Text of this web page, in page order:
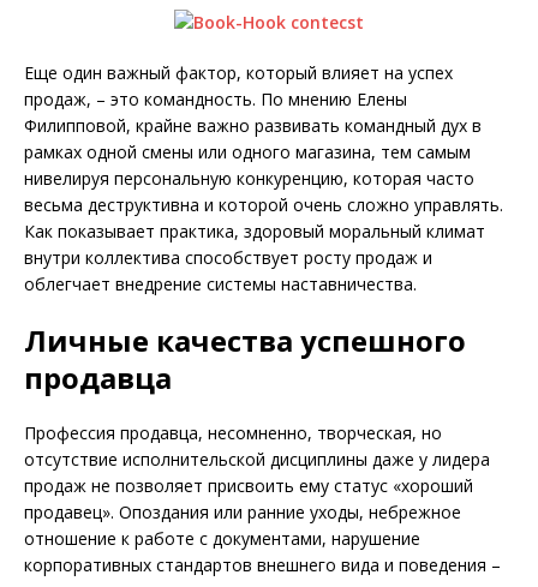
Еще один важный фактор, который влияет на успех
продаж, – это командность. По мнению Елены
Филипповой, крайне важно развивать командный дух в
рамках одной смены или одного магазина, тем самым
нивелируя персональную конкуренцию, которая часто
весьма деструктивна и которой очень сложно управлять.
Как показывает практика, здоровый моральный климат
внутри коллектива способствует росту продаж и
облегчает внедрение системы наставничества.
Личные качества успешного
продавца
Профессия продавца, несомненно, творческая, но
отсутствие исполнительской дисциплины даже у лидера
продаж не позволяет присвоить ему статус «хороший
продавец». Опоздания или ранние уходы, небрежное
отношение к работе с документами, нарушение
корпоративных стандартов внешнего вида и поведения –